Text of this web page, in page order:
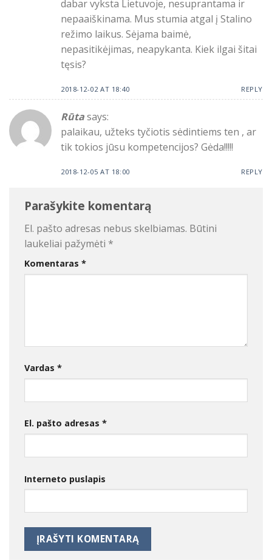
dabar vyksta Lietuvoje, nesuprantama ir
nepaaiškinama. Mus stumia atgal į Stalino
režimo laikus. Sėjama baimė,
nepasitikėjimas, neapykanta. Kiek ilgai šitai
tęsis?
2018-12-02 AT 18:40 REPLY
Rūtasays:
palaikau, užteks tyčiotis sėdintiems ten , ar
tik tokios jūsu kompetencijos? Gėda!!!!!
2018-12-05 AT 18:00 REPLY
Parašykite komentarą
El. pašto adresas nebus skelbiamas. Būtini
laukeliai pažymėti *
Komentaras *
Vardas *
El. pašto adresas *
Interneto puslapis